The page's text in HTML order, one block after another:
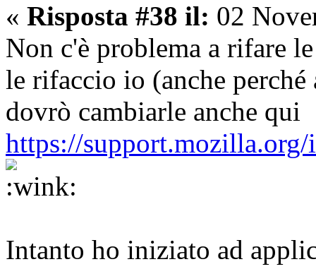
« Risposta #38 il: 02
Non c'è problema a rifare
le rifaccio io (anche
dovrò cambiarle anche qui
https://
Intanto ho iniziato ad